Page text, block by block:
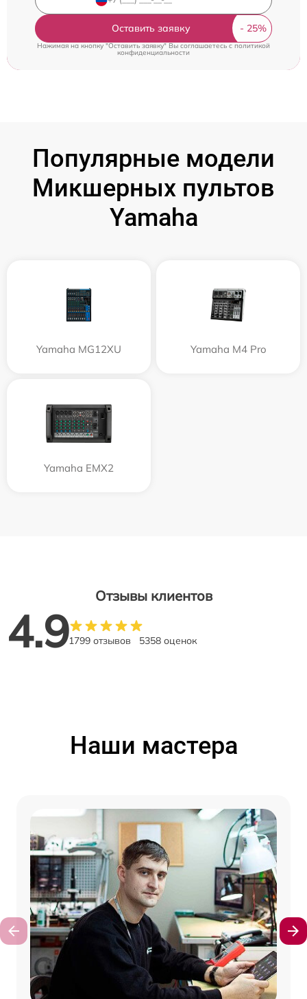
Оставить заявку
Нажимая на кнопку "Оставить заявку" Вы соглашаетесь cполитикой
конфиденциальности
Популярные модели
Микшерных пультов
Yamaha
Yamaha MG12XU Yamaha M4 Pro
Yamaha EMX2
Отзывы клиентов
4.91799 отзывов 5358 оценок
Наши мастера